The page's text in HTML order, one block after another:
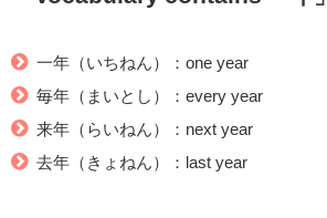
一年（いちねん）：one year
毎年（まいとし）：every year
来年（らいねん）：next year
去年（きょねん）：last year